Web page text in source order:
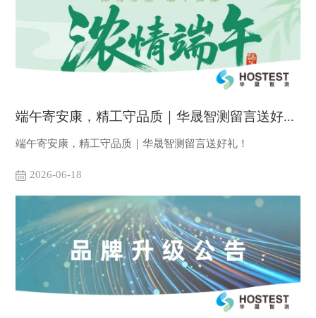
端午寄安康，精工守品质｜华晟智测留言送好...
端午寄安康，精工守品质｜华晟智测留言送好礼！
2026-06-18